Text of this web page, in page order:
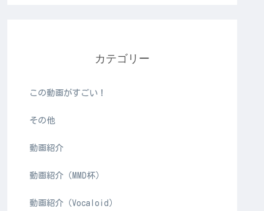
カテゴリー
この動画がすごい！
その他
動画紹介
動画紹介（MMD杯）
動画紹介（Vocaloid）